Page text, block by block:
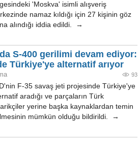
'Moskva' isimli alışveriş
namaz kıldığı için 27 kişinin göz
alındığı iddia edildi. →
S-400 gerilimi devam ediyor:
Türkiye'ye alternatif arıyor
93
F-35 savaş jeti projesinde Türkiye'ye
aradığı ve parçaların Türk
yerine başka kaynaklardan temin
mümkün olduğu bildirildi. →